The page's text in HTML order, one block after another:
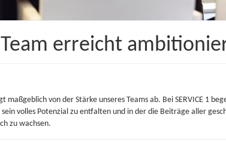
erreicht
maßgeblich von der Stärke unseres Teams ab. Bei SERVICE 1
volles Potenzial zu entfalten und in der die Beiträge aller
zu wachsen.